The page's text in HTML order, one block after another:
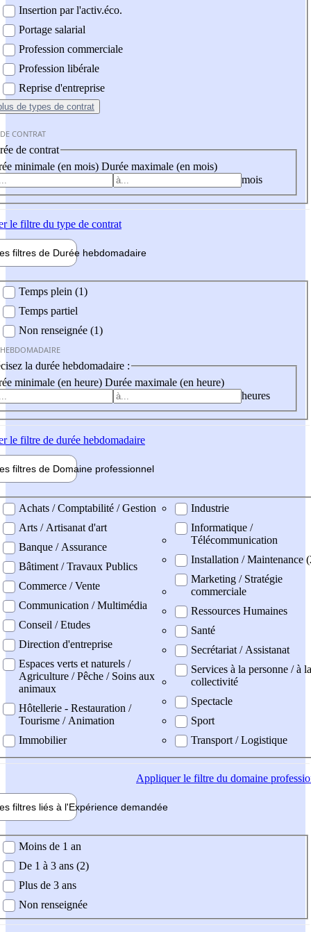
Insertion par l'activ.éco.
Portage salarial
Profession commerciale
Profession libérale
Reprise d'entreprise
de types de contrat
CONTRAT
de contrat
minimale (en mois) Durée maximale (en mois)
mois
le filtre du type de contrat
filtres de Durée hebdomadaire
Temps plein (1)
Temps partiel
Non renseignée (1)
la durée hebdomadaire :
minimale (en heure) Durée maximale (en heure)
heures
le filtre de durée hebdomadaire
filtres de Domaine professionnel
professionel
Achats / Comptabilité / Gestion
Arts / Artisanat d'art
Banque / Assurance
Bâtiment / Travaux Publics
Commerce / Vente
Communication / Multimédia
Conseil / Etudes
Direction d'entreprise
Espaces verts et naturels /
Agriculture / Pêche / Soins aux
animaux
Hôtellerie - Restauration /
Tourisme / Animation
Immobilier
Industrie
Informatique /
Télécommunication
Installation / Maintenance
Marketing / Stratégie
commerciale
Ressources Humaines
Santé
Secrétariat / Assistanat
Services à la personne / à la
collectivité
Spectacle
Sport
Transport / Logistique
Appliquerle filtre du domaine
filtres liés à l'Expérience demandée
demandée
Moins de 1 an
De 1 à 3 ans (2)
Plus de 3 ans
Non renseignée